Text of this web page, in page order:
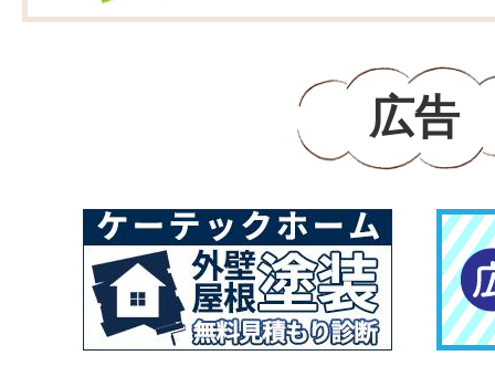
広告